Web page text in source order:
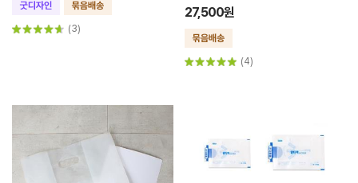
(3)
27,500원
(4)